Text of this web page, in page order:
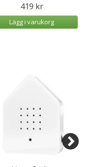
419 kr
Lägg i varukorg